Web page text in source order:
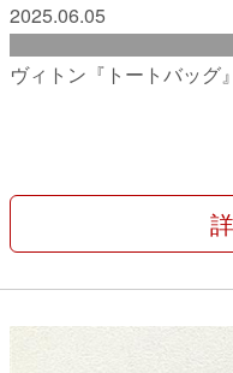
2025.06.05
ヴィトン『トートバッグ